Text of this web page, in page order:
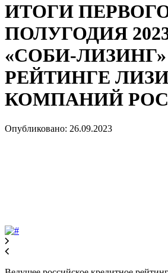
ИТОГИ
ПОЛУГОДИЯ
«СОБИ-
РЕЙТИНГЕ
КОМПАНИЙ
Опубликовано: 26.09.2023